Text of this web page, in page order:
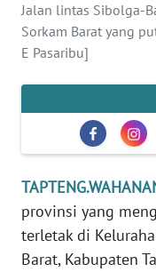
Jalan lintas Sibolga-
Sorkam Barat yang
E Pasaribu]
provinsi yang
terletak di
Barat, Kabupaten
INFO
IKLAN
KAMI
PEDOMAN
SIBER
REDAKSI